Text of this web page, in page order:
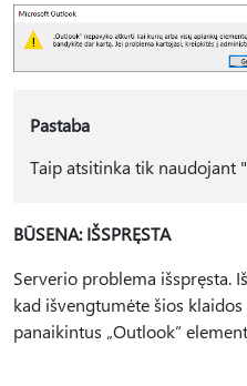
Pastaba
Taip atsitinka tik naudojant
BŪSENA: IŠSPRĘSTA
Serverio problema išspręsta.
kad išvengtumėte šios
panaikintus „Outlook“